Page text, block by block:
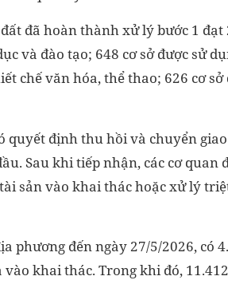
đã hoàn thành xử lý bước 1 đạt
và đào tạo; 648 cơ sở được sử
chế văn hóa, thể thao; 626 cơ
quyết định thu hồi và chuyển
Sau khi tiếp nhận, các cơ
sản vào khai thác hoặc xử lý
phương đến ngày 27/5/2026, có
khai thác. Trong khi đó,